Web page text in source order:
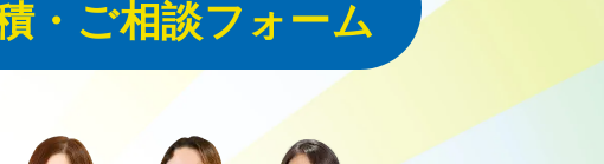
・ご相談フォーム